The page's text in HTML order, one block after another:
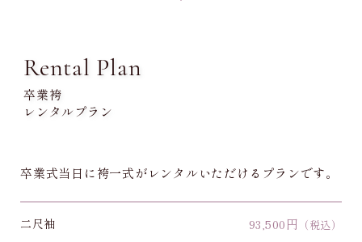
Rental Plan
卒業袴
レンタルプラン
卒業式当日に袴一式がレンタルいただけるプランです。
二尺袖 93,500円 （税込）